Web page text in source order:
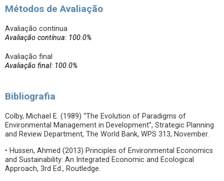
Métodos de Avaliação
Avaliação continua
Avaliação contínua: 100.0%
Avaliação final
Avaliação final: 100.0%
Bibliografia
Colby, Michael E. (1989) “The Evolution of Paradigms of
Environmental Management in Development”, Strategic Planning
and Review Department, The World Bank, WPS 313, November.
• Hussen, Ahmed (2013) Principles of Environmental Economics
and Sustainability: An Integrated Economic and Ecological
Approach, 3rd Ed., Routledge.